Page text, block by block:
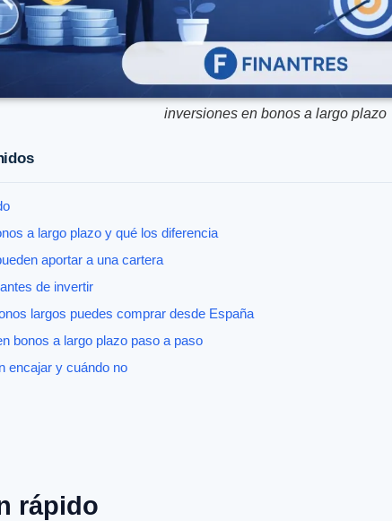
inversiones en bonos a largo plazo
a largo plazo y qué los diferencia
aportar a una cartera
de invertir
largos puedes comprar desde España
bonos a largo plazo paso a paso
encajar y cuándo no
rápido